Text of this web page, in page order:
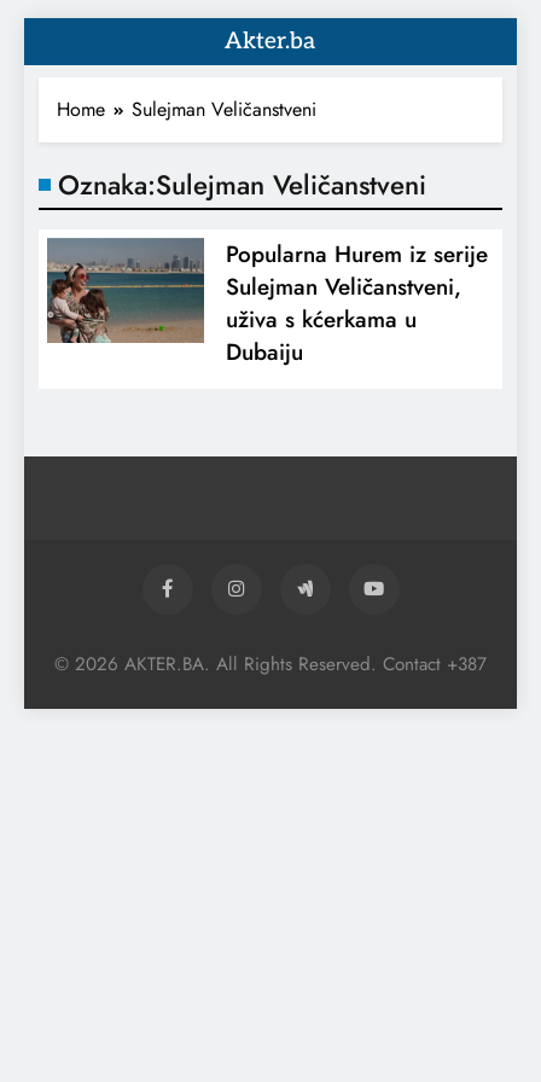
Akter.ba
Home Sulejman Veličanstveni
Oznaka:Sulejman Veličanstveni
Popularna Hurem iz serije
Sulejman Veličanstveni,
uživa s kćerkama u
Dubaiju
© 2026 AKTER.BA. All Rights Reserved. Contact +387